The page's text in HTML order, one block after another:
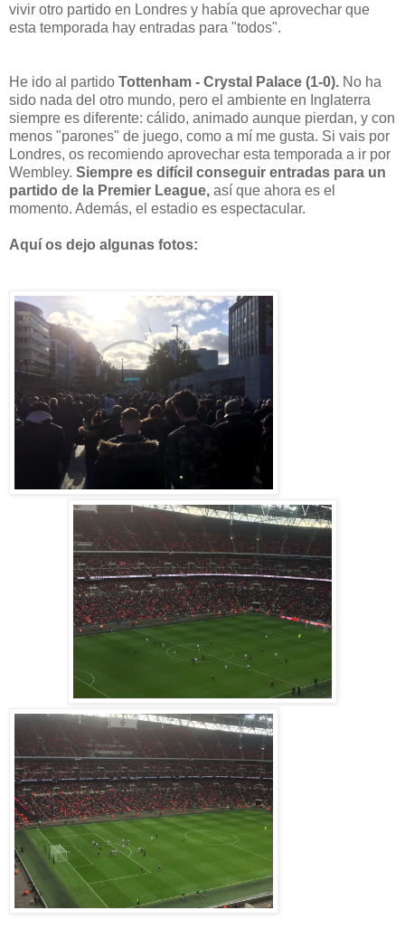
vivir otro partido en Londres y había que aprovechar que
esta temporada hay entradas para "todos".
He ido al partido Tottenham - Crystal Palace (1-0). No ha
sido nada del otro mundo, pero el ambiente en Inglaterra
siempre es diferente: cálido, animado aunque pierdan, y con
menos "parones" de juego, como a mí me gusta. Si vais por
Londres, os recomiendo aprovechar esta temporada a ir por
Wembley. Siempre es difícil conseguir entradas para un
partido de la Premier League, así que ahora es el
momento. Además, el estadio es espectacular.
Aquí os dejo algunas fotos: